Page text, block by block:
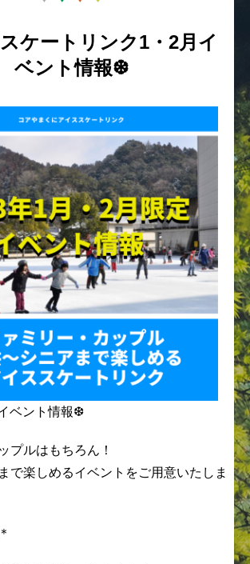
ケートリンク1・2月イ
ベント情報❆
ベント情報❆
プルはもちろん！
で楽しめるイベントをご用意いたしま